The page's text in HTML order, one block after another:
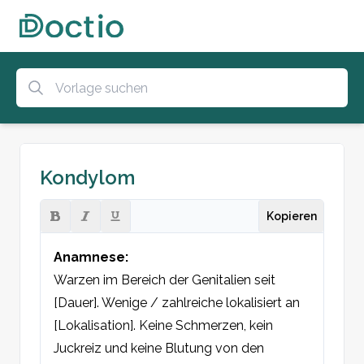
Kondylom
Kopieren
Anamnese:
Warzen im Bereich der Genitalien seit
[Dauer]. Wenige / zahlreiche lokalisiert an
[Lokalisation]. Keine Schmerzen, kein
Juckreiz und keine Blutung von den